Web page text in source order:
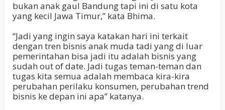
bukan anak gaul Bandung tapi ini di satu kota
yang kecil Jawa Timur,” kata Bhima.
“Jadi yang ingin saya katakan hari ini terkait
dengan tren bisnis anak muda tadi yang di luar
pemerintahan bisa jadi itu adalah bisnis yang
sudah out of date. Jadi tugas teman-teman dan
tugas kita semua adalah membaca kira-kira
perubahan perilaku konsumen, perubahan trend
bisnis ke depan ini apa” katanya.